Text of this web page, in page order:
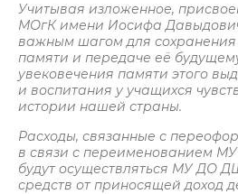
Учитывая изложенное,
МОгК имени Иосифа
важным шагом для сохранения
памяти и передаче её
увековечения памяти этого
и воспитания у учащихся
истории нашей страны.
Расходы, связанные с
в связи с переименованием
будут осуществляться МУ ДО
средств от приносящей доход